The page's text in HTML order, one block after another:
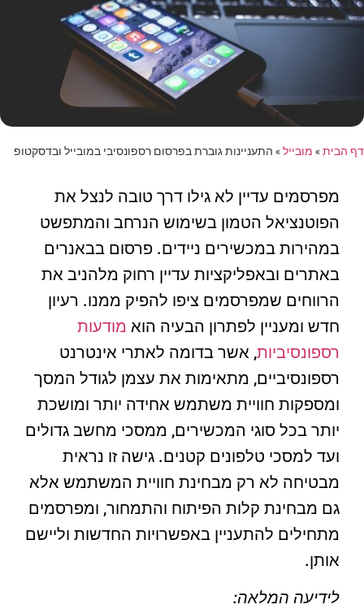
דף הבית» מובייל» התעניינות גוברת בפרסום רספונסיבי במובייל ובדסקטופ
מפרסמים עדיין לא גילו דרך טובה לנצל את
הפוטנציאל הטמון בשימוש הנרחב והמתפשט
במהירות במכשירים ניידים. פרסום בבאנרים
באתרים ובאפליקציות עדיין רחוק מלהניב את
הרווחים שמפרסמים ציפו להפיק ממנו. רעיון
חדש ומעניין לפתרון הבעיה הוא מודעות
רספונסיביות, אשר בדומה לאתרי אינטרנט
רספונסיביים, מתאימות את עצמן לגודל המסך
ומספקות חוויית משתמש אחידה יותר ומושכת
יותר בכל סוגי המכשירים, ממסכי מחשב גדולים
ועד למסכי טלפונים קטנים. גישה זו נראית
מבטיחה לא רק מבחינת חוויית המשתמש אלא
גם מבחינת קלות הפיתוח והתמחור, ומפרסמים
מתחילים להתעניין באפשרויות החדשות וליישם
אותן.
לידיעה המלאה: